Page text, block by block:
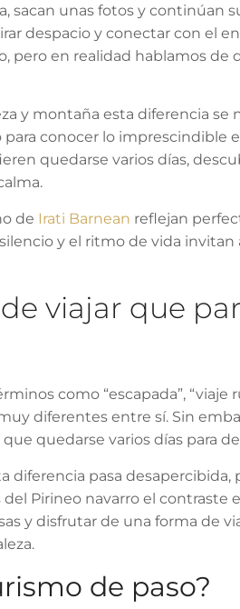
sacan unas fotos y continúan
despacio y conectar con el
pero en realidad hablamos de
y montaña esta diferencia se
para conocer lo imprescindible
quedarse varios días,
de Irati Barnean reflejan
silencio y el ritmo de vida
viajar que
como “escapada”, “viaje
diferentes entre sí. Sin
quedarse varios días para
diferencia pasa
del Pirineo navarro el
y disfrutar de una forma de
de paso?